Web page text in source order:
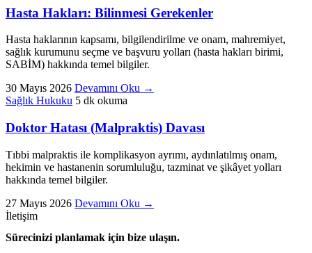
Hasta Hakları: Bilinmesi Gerekenler
Hasta haklarının kapsamı, bilgilendirilme ve onam, mahremiyet,
sağlık kurumunu seçme ve başvuru yolları (hasta hakları birimi,
SABİM) hakkında temel bilgiler.
30 Mayıs 2026 Devamını Oku →
Sağlık Hukuku 5 dk okuma
Doktor Hatası (Malpraktis) Davası
Tıbbi malpraktis ile komplikasyon ayrımı, aydınlatılmış onam,
hekimin ve hastanenin sorumluluğu, tazminat ve şikâyet yolları
hakkında temel bilgiler.
27 Mayıs 2026 Devamını Oku →
İletişim
Sürecinizi planlamak için bize ulaşın.